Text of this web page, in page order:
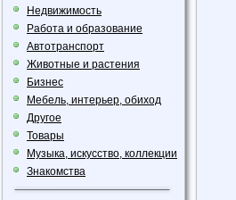
Недвижимость
Работа и образование
Автотранспорт
Животные и растения
Бизнес
Мебель, интерьер, обиход
Другое
Товары
Музыка, искусство, коллекции
Знакомства